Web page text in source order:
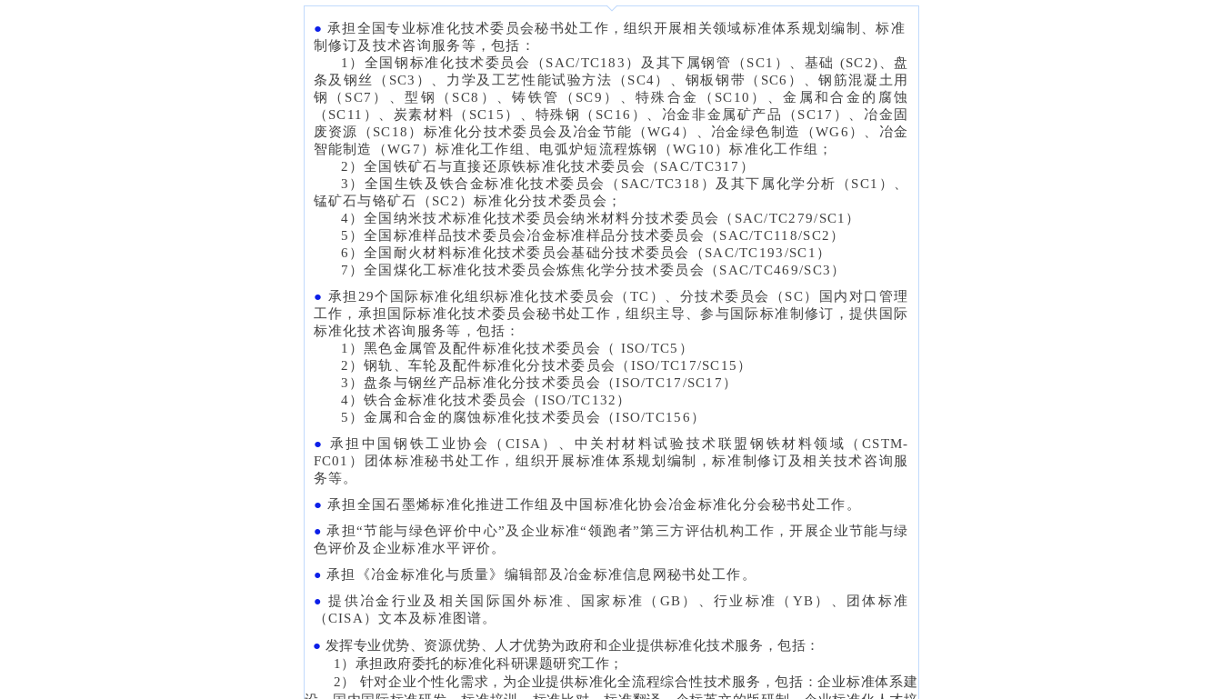
● 承担全国专业标准化技术委员会秘书处工作，组织开展相关领域标准体系规划编制、标准
制修订及技术咨询服务等，包括：
1）全国钢标准化技术委员会（SAC/TC183）及其下属钢管（SC1）、基础 (SC2)、盘
条及钢丝（SC3）、力学及工艺性能试验方法（SC4）、钢板钢带（SC6）、钢筋混凝土用
钢（SC7）、型钢（SC8）、铸铁管（SC9）、特殊合金（SC10）、金属和合金的腐蚀
（SC11）、炭素材料（SC15）、特殊钢（SC16）、冶金非金属矿产品（SC17）、冶金固
废资源（SC18）标准化分技术委员会及冶金节能（WG4）、冶金绿色制造（WG6）、冶金
智能制造（WG7）标准化工作组、电弧炉短流程炼钢（WG10）标准化工作组；
2）全国铁矿石与直接还原铁标准化技术委员会（SAC/TC317）
3）全国生铁及铁合金标准化技术委员会（SAC/TC318）及其下属化学分析（SC1）、
锰矿石与铬矿石（SC2）标准化分技术委员会；
4）全国纳米技术标准化技术委员会纳米材料分技术委员会（SAC/TC279/SC1）
5）全国标准样品技术委员会冶金标准样品分技术委员会（SAC/TC118/SC2）
6）全国耐火材料标准化技术委员会基础分技术委员会（SAC/TC193/SC1）
7）全国煤化工标准化技术委员会炼焦化学分技术委员会（SAC/TC469/SC3）
● 承担29个国际标准化组织标准化技术委员会（TC）、分技术委员会（SC）国内对口管理
工作，承担国际标准化技术委员会秘书处工作，组织主导、参与国际标准制修订，提供国际
标准化技术咨询服务等，包括：
1）黑色金属管及配件标准化技术委员会（ ISO/TC5）
2）钢轨、车轮及配件标准化分技术委员会（ISO/TC17/SC15）
3）盘条与钢丝产品标准化分技术委员会（ISO/TC17/SC17）
4）铁合金标准化技术委员会（ISO/TC132）
5）金属和合金的腐蚀标准化技术委员会（ISO/TC156）
●
承担中国钢铁工业协会（CISA）、中关村材料试验技术联盟钢铁材料领域（CSTM-
FC01）团体标准秘书处工作，组织开展标准体系规划编制，标准制修订及相关技术咨询服
务等。
● 承担全国石墨烯标准化推进工作组及中国标准化协会冶金标准化分会秘书处工作。
● 承担“节能与绿色评价中心”及企业标准“领跑者”第三方评估机构工作，开展企业节能与绿
色评价及企业标准水平评价。
● 承担《冶金标准化与质量》编辑部及冶金标准信息网秘书处工作。
● 提供冶金行业及相关国际国外标准、国家标准（GB）、行业标准（YB）、团体标准
（CISA）文本及标准图谱。
● 发挥专业优势、资源优势、人才优势为政府和企业提供标准化技术服务，包括：
1）承担政府委托的标准化科研课题研究工作；
2） 针对企业个性化需求，为企业提供标准化全流程综合性技术服务，包括：企业标准体系建